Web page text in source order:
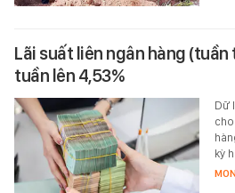
Lãi suất liên ngân hàng (tuần
tuần lên 4,53%
Dữ
kỳ